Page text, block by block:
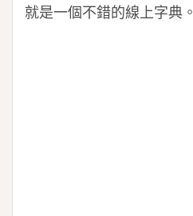
就是一個不錯的線上字典。